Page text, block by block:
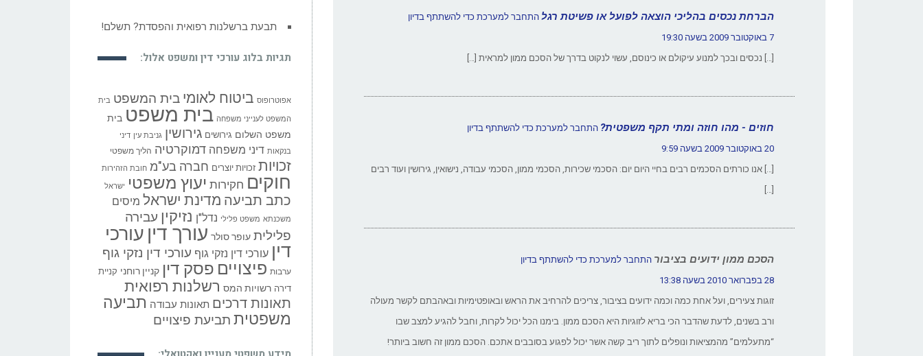
הברחת נכסים בהליכי הוצאה לפועל או פשיטת רגל התחבר למערכת כדי להשתתף בדיון
7 באוקטובר 2009 בשעה 19:30
[…] נכסים ובכך למנוע עיקולם או כינוסם, עשוי לנקוט בדרך של הסכם ממון למראית […]
חוזים - מהו חוזה ומתי תקף משפטית? התחבר למערכת כדי להשתתף בדיון
20 באוקטובר 2009 בשעה 9:59
[…] אנו כורתים הסכמים רבים בחיי היום יום: הסכמי שכירות, הסכמי ממון, הסכמי עבודה, נישואין, גירושין ועוד רבים
[…]
הסכם ממון ידועים בציבור התחבר למערכת כדי להשתתף בדיון
28 בפברואר 2010 בשעה 13:38
זוגות צעירים, ועל אחת כמה וכמה ידועים בציבור, צריכים להרחיב את הראש ובאופטימיות ובאהבתם לקשר מעולה
ורב בשנים, לדעת שהדבר הכי בריא לזוגיות היא הסכם ממון. בימנו הכל יכול לקרות, וחבל להגיע למצב שבו
“מתעלמים” מהמציאות ונופלים לתוך ריב קשה אשר יכול לפגוע בסובבים אתכם. הסכם ממון זה חשוב ביותר!
התיישנות תביעת רשלנות רפואית
תגיות בלוג עורכי דין ומשפט אלול:
אפוטרופוס ביטוח לאומי בית המשפט בית
המשפט לענייני משפחה בית משפט בית
משפט השלום גירושים גירושין גניבת עין דיני
בנקאות דיני משפחה דמוקרטיה הליך משפטי
זכויות זכויות יוצרים חברה בע"מ חובת הזהירות
חוקים חקירות יעוץ משפטי ישראל
כתב תביעה מדינת ישראל מיסים
משכנתא משפט פלילי נדל"ן נזיקין עבירה
פלילית עופר סולר עורך דין עורכי
דין עורכי דין נזקי גוף עורכי דין נזקי גוף
ערבות פיצויים פסק דין קניין רוחני קניית
דירה רשויות המס רשלנות רפואית
תאונות דרכים תאונות עבודה תביעה
משפטית תביעת פיצויים